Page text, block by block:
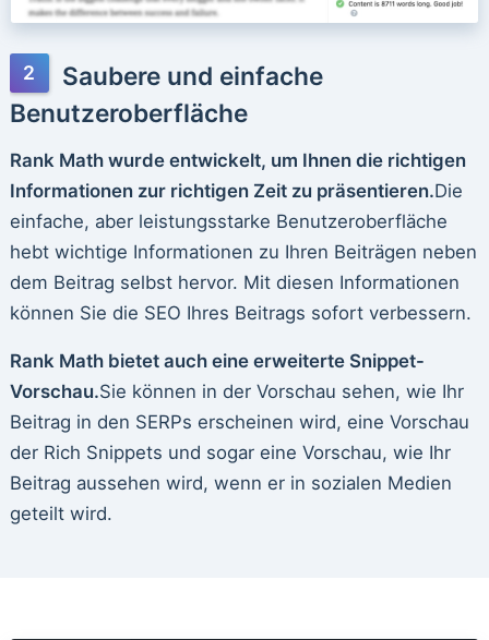
Saubere und einfache
Benutzeroberfläche
Rank Math wurde entwickelt, um Ihnen die richtigen
Informationen zur richtigen Zeit zu präsentieren.Die
einfache, aber leistungsstarke Benutzeroberfläche
hebt wichtige Informationen zu Ihren Beiträgen neben
dem Beitrag selbst hervor. Mit diesen Informationen
können Sie die SEO Ihres Beitrags sofort verbessern.
Rank Math bietet auch eine erweiterte Snippet-
Vorschau.Sie können in der Vorschau sehen, wie Ihr
Beitrag in den SERPs erscheinen wird, eine Vorschau
der Rich Snippets und sogar eine Vorschau, wie Ihr
Beitrag aussehen wird, wenn er in sozialen Medien
geteilt wird.